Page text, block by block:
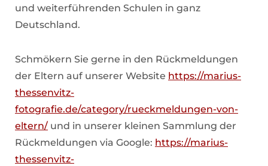
und weiterführenden Schulen in ganz
Deutschland.
Schmökern Sie gerne in den Rückmeldungen
der Eltern auf unserer Website https://marius-
thessenvitz-
fotografie.de/category/rueckmeldungen-von-
eltern/ und in unserer kleinen Sammlung der
Rückmeldungen via Google: https://marius-
thessenvitz-